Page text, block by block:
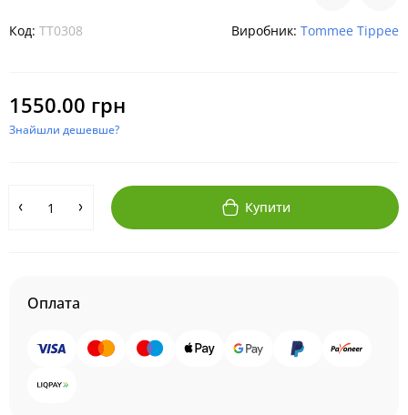
Код: TT0308 Виробник: Tommee Tippee
1550.00 грн
Знайшли дешевше?
Купити
Оплата